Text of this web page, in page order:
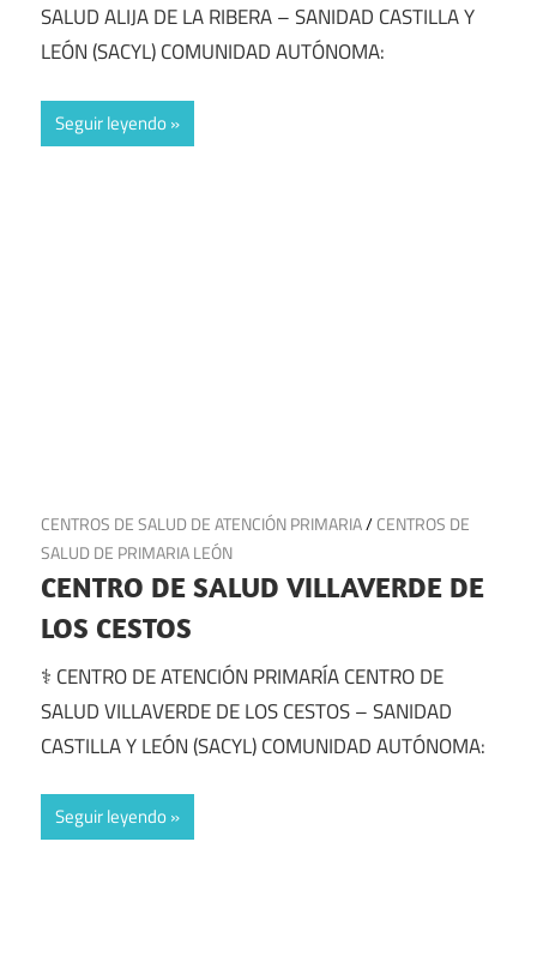
SALUD ALIJA DE LA RIBERA – SANIDAD CASTILLA Y
LEÓN (SACYL) COMUNIDAD AUTÓNOMA:
Seguir leyendo
15 de julio de 2025
CENTROS DE SALUD DE ATENCIÓN PRIMARIA/CENTROS DE
SALUD DE PRIMARIA LEÓN
CENTRO DE SALUD VILLAVERDE DE
LOS CESTOS
⚕️ CENTRO DE ATENCIÓN PRIMARÍA CENTRO DE
SALUD VILLAVERDE DE LOS CESTOS – SANIDAD
CASTILLA Y LEÓN (SACYL) COMUNIDAD AUTÓNOMA:
Seguir leyendo